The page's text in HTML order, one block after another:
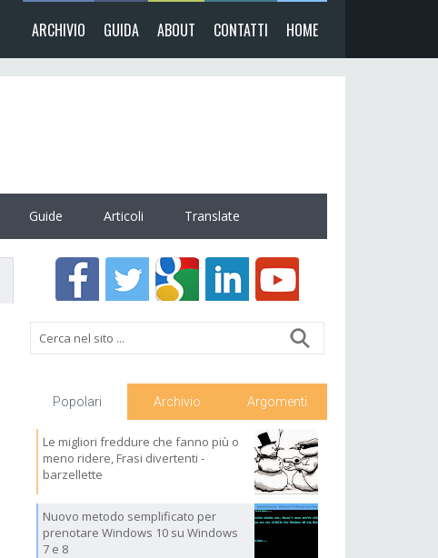
ARCHIVIO GUIDA ABOUT CONTATTI HOME
Guide Articoli Translate
Popolari Archivio Argomenti
Le migliori freddure che fanno più o
meno ridere, Frasi divertenti -
barzellette
Nuovo metodo semplificato per
prenotare Windows 10 su Windows
7 e 8